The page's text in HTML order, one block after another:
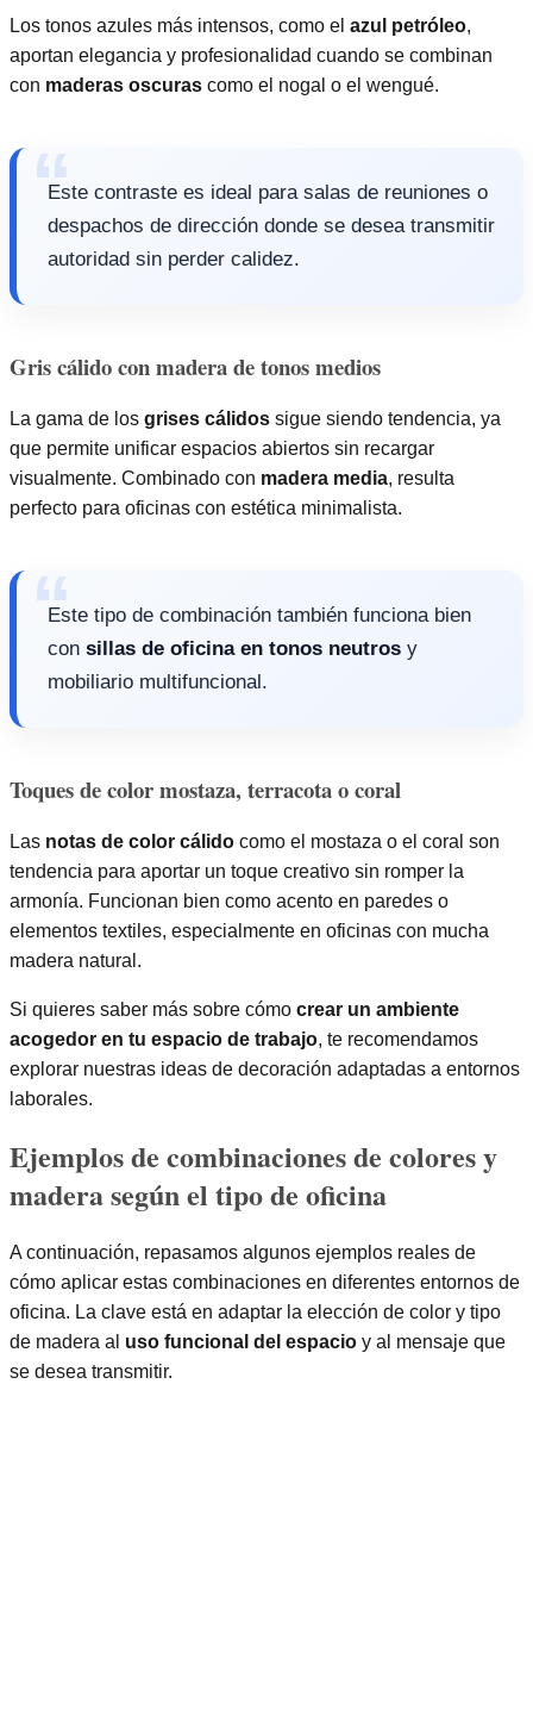
Los tonos azules más intensos, como el azul petróleo,
aportan elegancia y profesionalidad cuando se combinan
con maderas oscuras como el nogal o el wengué.
Este contraste es ideal para salas de reuniones o
despachos de dirección donde se desea transmitir
autoridad sin perder calidez.
Gris cálido con madera de tonos medios
La gama de los grises cálidos sigue siendo tendencia, ya
que permite unificar espacios abiertos sin recargar
visualmente. Combinado con madera media, resulta
perfecto para oficinas con estética minimalista.
Este tipo de combinación también funciona bien
con sillas de oficina en tonos neutros y
mobiliario multifuncional.
Toques de color mostaza, terracota o coral
Las notas de color cálido como el mostaza o el coral son
tendencia para aportar un toque creativo sin romper la
armonía. Funcionan bien como acento en paredes o
elementos textiles, especialmente en oficinas con mucha
madera natural.
Si quieres saber más sobre cómo crear un ambiente
acogedor en tu espacio de trabajo, te recomendamos
explorar nuestras ideas de decoración adaptadas a entornos
laborales.
Ejemplos de combinaciones de colores y
madera según el tipo de oficina
A continuación, repasamos algunos ejemplos reales de
cómo aplicar estas combinaciones en diferentes entornos de
oficina. La clave está en adaptar la elección de color y tipo
de madera al uso funcional del espacio y al mensaje que
se desea transmitir.